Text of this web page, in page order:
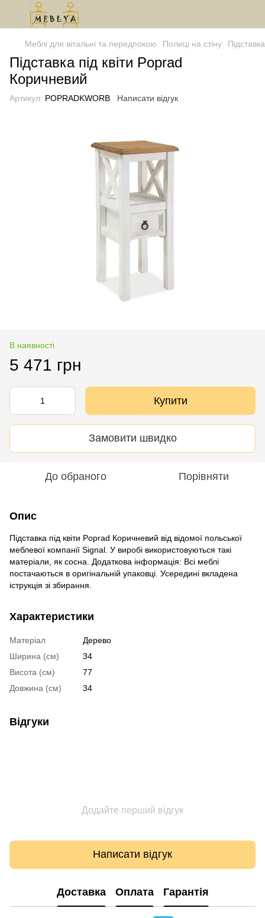
Меблі для вітальні та передпокою Полиці на стіну
Підставка під квіти Poprad
Коричневий
Артикул: POPRADKWORB Написати відгук
В наявності
5 471 грн
Купити
Замовити швидко
До обраного Порівняти
Опис
Підставка під квіти Poprad Коричневий від відомої польської
меблевої компанії Signal. У виробі використовуються такі
матеріали, як сосна. Додаткова інформація: Всі меблі
постачаються в оригінальній упаковці. Усередині вкладена
іструкція зі збирання.
Характеристики
Матеріал
Дерево
Ширина (см)
34
Висота (см)
77
Довжина (см)
34
Відгуки
Додайте перший відгук
Написати відгук
Доставка Оплата Гарантія